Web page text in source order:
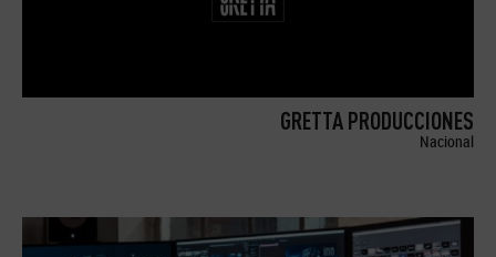
GRETTA PRODUCCIONES
Nacional